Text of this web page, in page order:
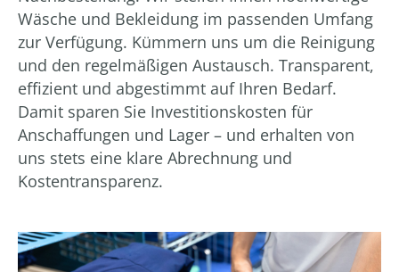
Wäsche und Bekleidung im passenden Umfang
zur Verfügung. Kümmern uns um die Reinigung
und den regelmäßigen Austausch. Transparent,
effizient und abgestimmt auf Ihren Bedarf.
Damit sparen Sie Investitionskosten für
Anschaffungen und Lager – und erhalten von
uns stets eine klare Abrechnung und
Kostentransparenz.